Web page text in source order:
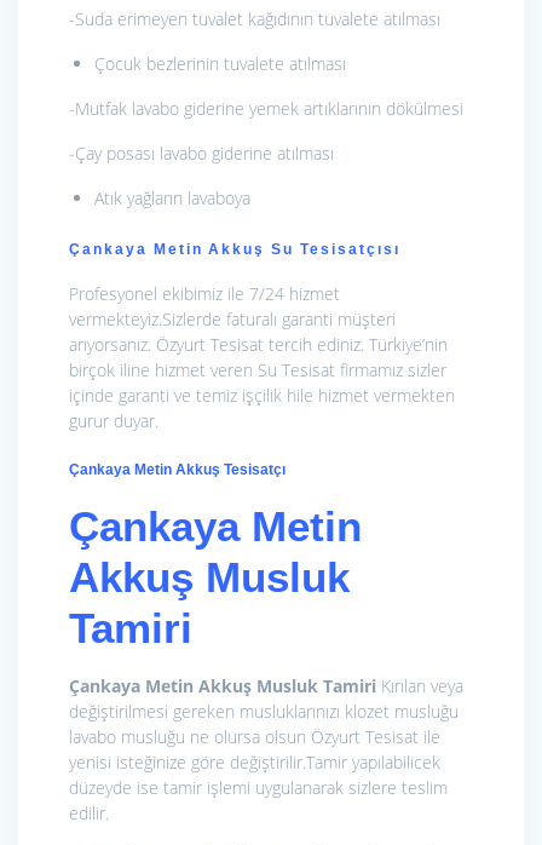
-Suda erimeyen tuvalet kağıdının tuvalete atılması
Çocuk bezlerinin tuvalete atılması
-Mutfak lavabo giderine yemek artıklarının dökülmesi
-Çay posası lavabo giderine atılması
Atık yağların lavaboya
Çankaya Metin Akkuş Su Tesisatçısı
Profesyonel ekibimiz ile 7/24 hizmet
vermekteyiz.Sizlerde faturalı garanti müşteri
arıyorsanız. Özyurt Tesisat tercih ediniz. Türkiye’nin
birçok iline hizmet veren Su Tesisat firmamız sizler
içinde garanti ve temiz işçilik hile hizmet vermekten
gurur duyar.
Çankaya Metin Akkuş Tesisatçı
Çankaya Metin
Akkuş Musluk
Tamiri
Çankaya Metin Akkuş Musluk Tamiri Kırılan veya
değiştirilmesi gereken musluklarınızı klozet musluğu
lavabo musluğu ne olursa olsun Özyurt Tesisat ile
yenisi isteğinize göre değiştirilir.Tamir yapılabilicek
düzeyde ise tamir işlemi uygulanarak sizlere teslim
edilir.